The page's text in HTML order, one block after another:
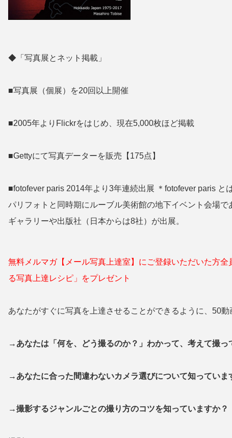
◆「写真展とネット掲載」
■写真展（個展）を20回以上開催
■2005年よりFlickrをはじめ、現在5,000枚ほど掲載
■Gettyにて写真データーを販売【175点】
■fotofever paris 2014年より3年連続出展 ＊fotofever paris
パリフォトと同時期にルーブル美術館の地下イベント会場
ギャラリーや出版社（日本からは8社）が出展。
無料メルマガ【メール写真上達室】にご登録いただいた方
る写真上達レシピ」をプレゼント
あなたがすぐに写真を上達させることができるように、50
→あなたは「何を、どう撮るのか？」わかって、考えて撮
→あなたに合った間違わないカメラ選びについて知っていま
→撮影するジャンルごとの撮り方のコツを知っていますか？